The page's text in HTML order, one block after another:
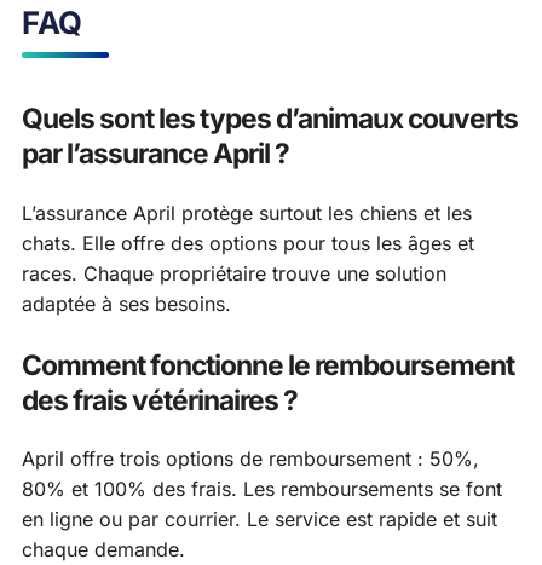
FAQ
Quels sont les types d’animaux couverts
par l’assurance April ?
L’assurance April protège surtout les chiens et les
chats. Elle offre des options pour tous les âges et
races. Chaque propriétaire trouve une solution
adaptée à ses besoins.
Comment fonctionne le remboursement
des frais vétérinaires ?
April offre trois options de remboursement : 50%,
80% et 100% des frais. Les remboursements se font
en ligne ou par courrier. Le service est rapide et suit
chaque demande.